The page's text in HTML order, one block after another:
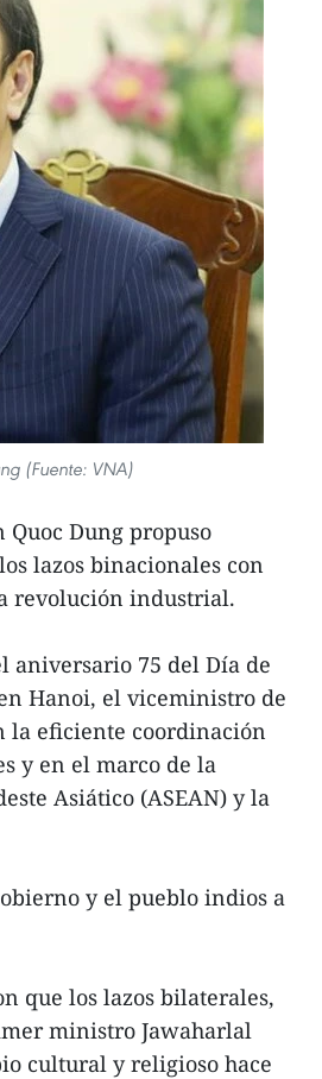
(Fuente: VNA)
Dung propuso
lazos binacionales con
revolución industrial.
75 del Día de
Hanoi, el viceministro de
la eficiente coordinación
y en el marco de la
Asiático (ASEAN) y la
y el pueblo indios a
que los lazos bilaterales,
ministro Jawaharlal
cultural y religioso hace